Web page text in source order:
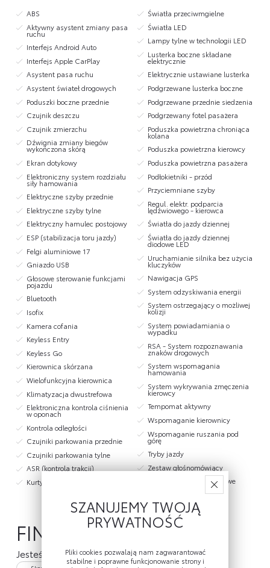
ABS
Aktywny asystent zmiany pasa
ruchu
Interfejs Android Auto
Interfejs Apple CarPlay
Asystent pasa ruchu
Asystent świateł drogowych
Poduszki boczne przednie
Czujnik deszczu
Czujnik zmierzchu
Dźwignia zmiany biegów
wykończona skórą
Ekran dotykowy
Elektroniczny system rozdziału
siły hamowania
Elektryczne szyby przednie
Elektryczne szyby tylne
Elektryczny hamulec postojowy
ESP (stabilizacja toru jazdy)
Felgi aluminiowe 17
Gniazdo USB
Głosowe sterowanie funkcjami
pojazdu
Bluetooth
Isofix
Kamera cofania
Keyless Entry
Keyless Go
Kierownica skórzana
Wielofunkcyjna kierownica
Klimatyzacja dwustrefowa
Elektroniczna kontrola ciśnienia
w oponach
Kontrola odległości
Czujniki parkowania przednie
Czujniki parkowania tylne
ASR (kontrola trakcji)
Kurtyny powietrzne
Światła przeciwmgielne
Światła LED
Lampy tylne w technologii LED
Lusterka boczne składane
elektrycznie
Elektrycznie ustawiane lusterka
Podgrzewane lusterka boczne
Podgrzewane przednie siedzenia
Podgrzewany fotel pasażera
Poduszka powietrzna chroniąca
kolana
Poduszka powietrzna kierowcy
Poduszka powietrzna pasażera
Podłokietniki - przód
Przyciemniane szyby
Regul. elektr. podparcia
lędźwiowego - kierowca
Światła do jazdy dziennej
Światła do jazdy dziennej
diodowe LED
Uruchamianie silnika bez użycia
kluczyków
Nawigacja GPS
System odzyskiwania energii
System ostrzegający o możliwej
kolizji
System powiadamiania o
wypadku
RSA - System rozpoznawania
znaków drogowych
System wspomagania
hamowania
System wykrywania zmęczenia
kierowcy
Tempomat aktywny
Wspomaganie kierownicy
Wspomaganie ruszania pod
górę
Tryby jazdy
Zestaw głośnomówiący
Ładowanie bezprzewodowe
FINANSOWANIE
Jesteś zainteresowany finansowaniem?
SZANUJEMY TWOJĄ
PRYWATNOŚĆ
Pliki cookies pozwalają nam zagwarantować
stabilne i poprawne funkcjonowanie strony i